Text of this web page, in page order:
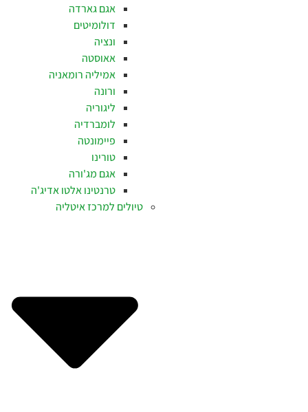
אגם גארדה
דולומיטים
ונציה
אאוסטה
אמיליה רומאניה
ורונה
ליגוריה
לומברדיה
פיימונטה
טורינו
אגם מג'ורה
טרנטינו אלטו אדיג'ה
טיולים למרכז איטליה